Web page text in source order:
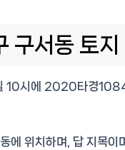
구서동 토
시에 2020타경
동에 위치하며, 답 지